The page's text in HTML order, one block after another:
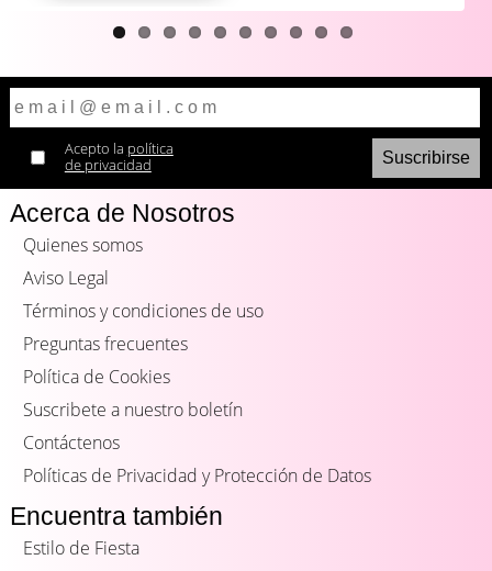
Acepto la política
de privacidad
Acerca de Nosotros
Quienes somos
Aviso Legal
Términos y condiciones de uso
Preguntas frecuentes
Política de Cookies
Suscribete a nuestro boletín
Contáctenos
Políticas de Privacidad y Protección de Datos
Encuentra también
Estilo de Fiesta